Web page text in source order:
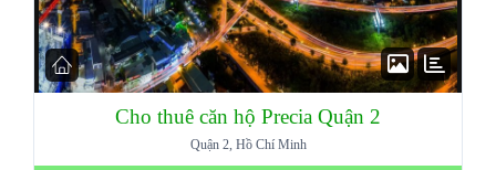
Cho thuê căn hộ Precia Quận 2
Quận 2, Hồ Chí Minh